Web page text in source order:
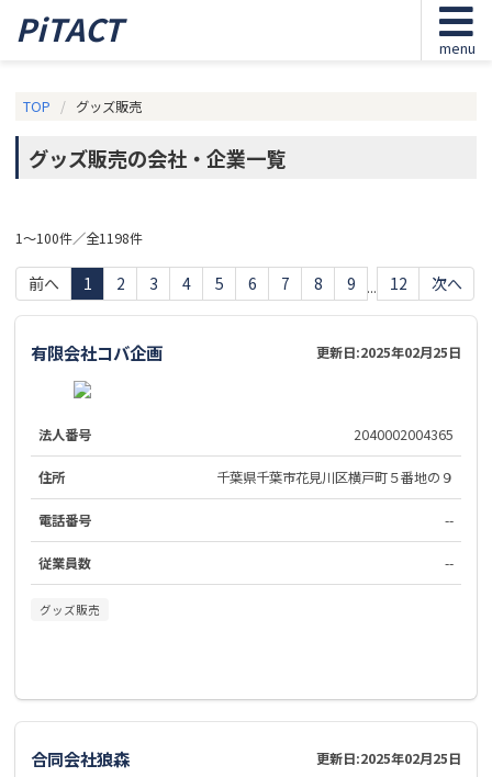
PiTACT menu
TOP グッズ販売
グッズ販売の会社・企業一覧
1～100件／全1198件
前へ 1 2 3 4 5 6 7 8 9 ... 12 次へ
有限会社コバ企画 更新日:2025年02月25日
法人番号 2040002004365
住所 千葉県千葉市花見川区横戸町５番地の９
電話番号 --
従業員数 --
グッズ販売
合同会社狼森 更新日:2025年02月25日